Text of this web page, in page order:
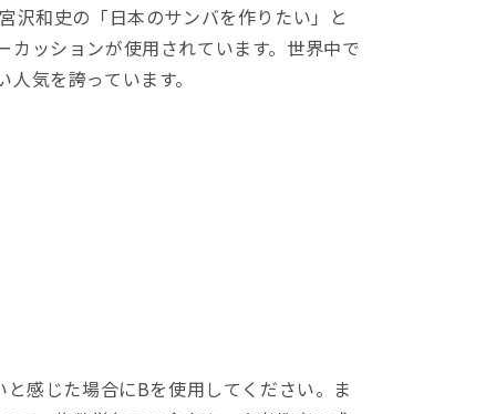
沢和史の「日本のサンバを作りたい」と
ッションが使用されています。世界中で
気を誇っています。
感じた場合にBを使用してください。ま